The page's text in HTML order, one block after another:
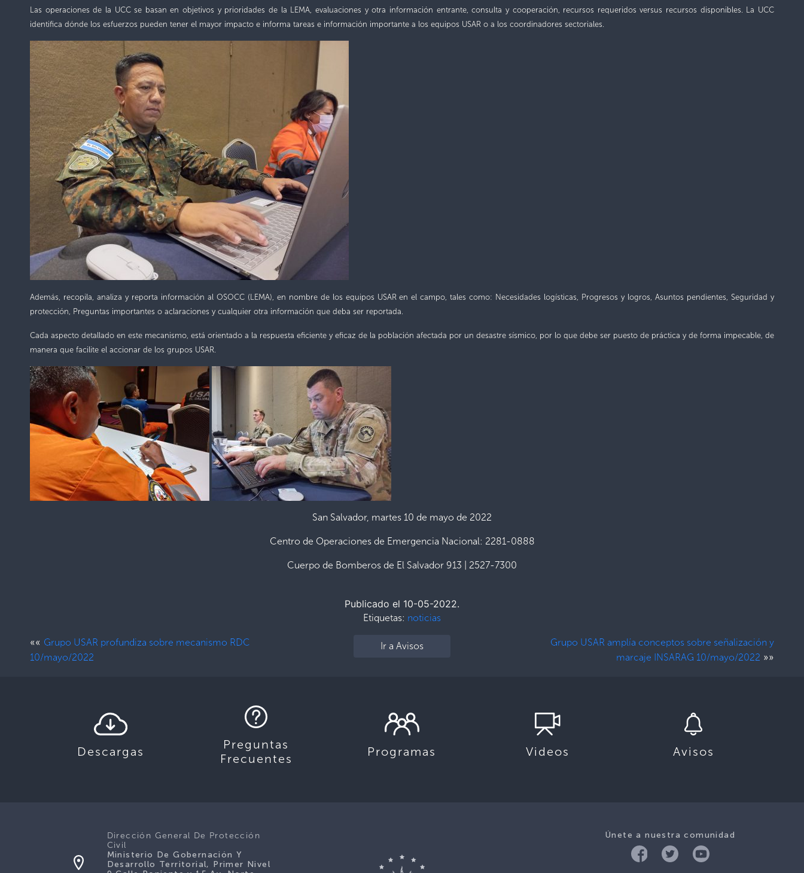
Las operaciones de la UCC se basan en objetivos y prioridades de la LEMA, evaluaciones y otra información entrante, consulta y cooperación, recursos requeridos versus recursos disponibles. La UCC
identifica dónde los esfuerzos pueden tener el mayor impacto e informa tareas e información importante a los equipos USAR o a los coordinadores sectoriales.
Además, recopila, analiza y reporta información al OSOCC (LEMA), en nombre de los equipos USAR en el campo, tales como: Necesidades logísticas, Progresos y logros, Asuntos pendientes, Seguridad y
protección, Preguntas importantes o aclaraciones y cualquier otra información que deba ser reportada.
Cada aspecto detallado en este mecanismo, está orientado a la respuesta eficiente y eficaz de la población afectada por un desastre sísmico, por lo que debe ser puesto de práctica y de forma impecable, de
manera que facilite el accionar de los grupos USAR.
San Salvador, martes 10 de mayo de 2022
Centro de Operaciones de Emergencia Nacional: 2281-0888
Cuerpo de Bomberos de El Salvador 913 | 2527-7300
Publicado el 10-05-2022.
Etiquetas: noticias
«« Grupo USAR profundiza sobre mecanismo RDC
10/mayo/2022
Ir a Avisos
Grupo USAR amplía conceptos sobre señalización y
marcaje INSARAG 10/mayo/2022 »»
Descargas
Preguntas
Frecuentes
Programas Videos Avisos
Únete a nuestra comunidad
Dirección General De Protección
Civil
Ministerio De Gobernación Y
Desarrollo Territorial, Primer Nivel